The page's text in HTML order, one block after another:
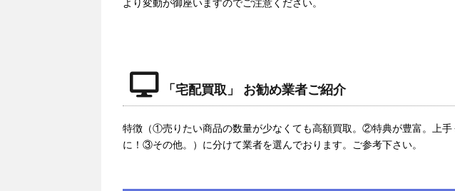
より変動が御座いますのでご注意ください。
「宅配買取」 お勧め業者ご紹介
特徴（①売りたい商品の数量が少なくても高額買取。②特典が豊富。上手
に！③その他。）に分けて業者を選んでおります。ご参考下さい。